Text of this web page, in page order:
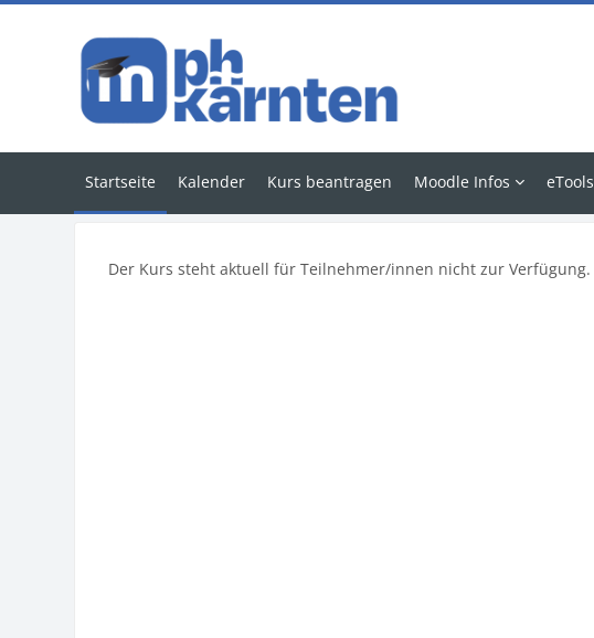
Startseite Kalender Kurs beantragen Moodle Infos eTools
Der Kurs steht aktuell für Teilnehmer/innen nicht zur Verfügung.